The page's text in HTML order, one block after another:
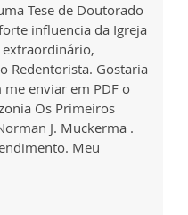
Tese de Doutorado
influencia da Igreja
Redentorista. Gostaria
enviar em PDF o
Os Primeiros
J. Muckerma .
Meu